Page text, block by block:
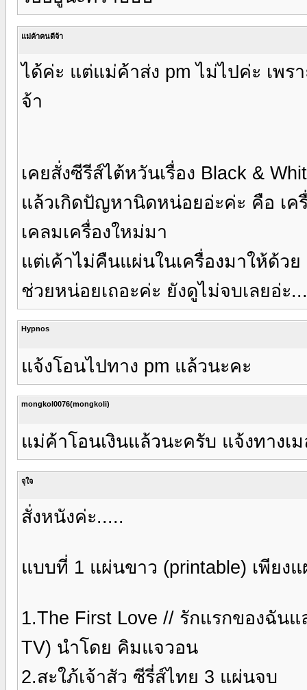
แม่ค้าคนดีจ้า
ได้ค่ะ แต่แม่ค้าส่ง pm ไม่ไปค่ะ เพ
จ้า
เคยสั่งซีรีส์ไต้หวันเรื่อง Black &
แล้วเกิดปัญหานิดหน่อยอ่ะค่ะ คือ เค
เคลมเครื่องใหม่มา
แต่เค้าไม่คืนแผ่นในเครื่องมาให้ด้ว
ช่วยหน่อยเถอะค่ะ ยังดูไม่จบเลยอ่ะ
Hypnos
แจ้งโอนไปทาง pm แล้วนะคะ
mongkol0076(mongkoli)
แม่ค้าโอนเงินแล้วนะครับ แจ้งทางเ
จุใจ
สั่งหนังค่ะ.....
แบบที่ 1 แผ่นขาว (printable) เพียง
1.The First Love // รักแรกของฉัน
TV) นำโดย คิมแจวอน
2.สะใภ้เจ้าสัว ซีรี่ส์ไทย 3 แผ่นจบ